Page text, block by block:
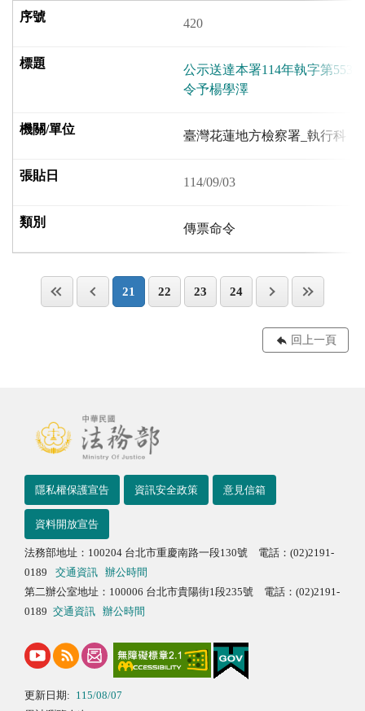
420
公示送達本署114年執字第553
令予楊學澤
臺灣花蓮地方檢察署_執行科
114/09/03
傳票命令
21 22 23 24
回上一頁
隱私權保護宣告 資訊安全政策 意見信箱
資料開放宣告
法務部地址：100204 台北市重慶南路一段130號 電話：(02)2191-
0189
交通資訊
辦公時間
第二辦公室地址：100006 台北市貴陽街1段235號 電話：(02)2191-
0189 交通資訊 辦公時間
更新日期: 115/08/07